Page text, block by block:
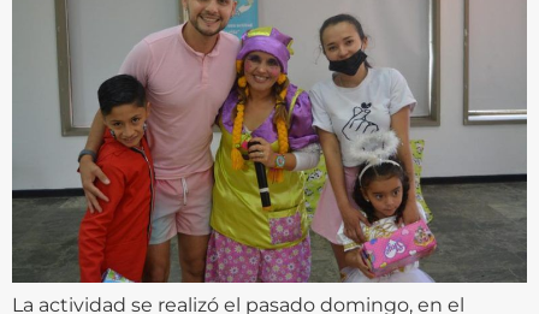
La actividad se realizó el pasado domingo, en el